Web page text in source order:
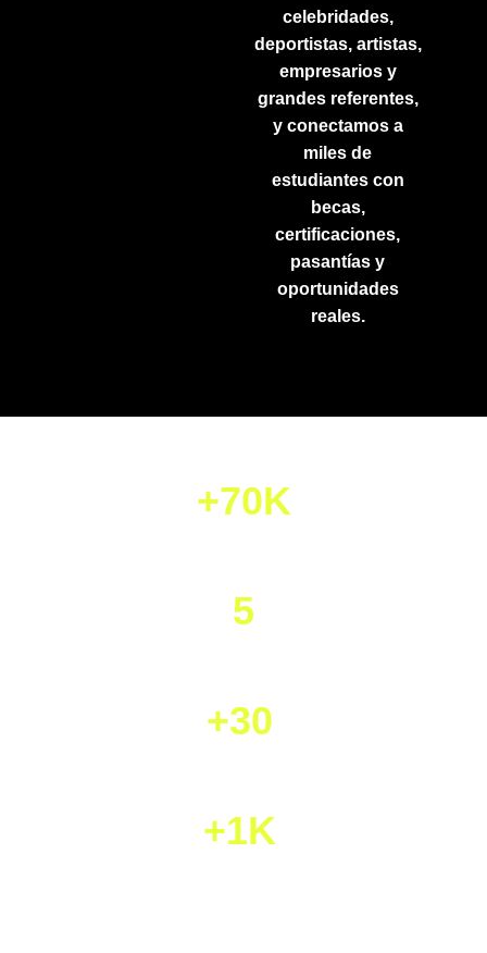
celebridades,
deportistas, artistas,
empresarios y
grandes referentes,
y conectamos a
miles de
estudiantes con
becas,
certificaciones,
pasantías y
oportunidades
reales.
+70K
5
+30
+1K